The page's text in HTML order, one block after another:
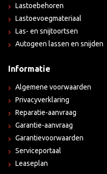
Lastoebehoren
Lastoevoegmateriaal
Las- en snijtoortsen
Autogeen lassen en snijden
Informatie
Algemene voorwaarden
Privacyverklaring
Reparatie-aanvraag
Garantie-aanvraag
Garantievoorwaarden
Serviceportaal
Leaseplan